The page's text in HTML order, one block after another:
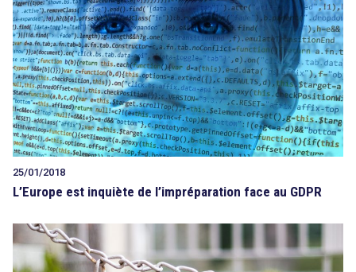
25/01/2018
L’Europe est inquiète de l’impréparation face au GDPR